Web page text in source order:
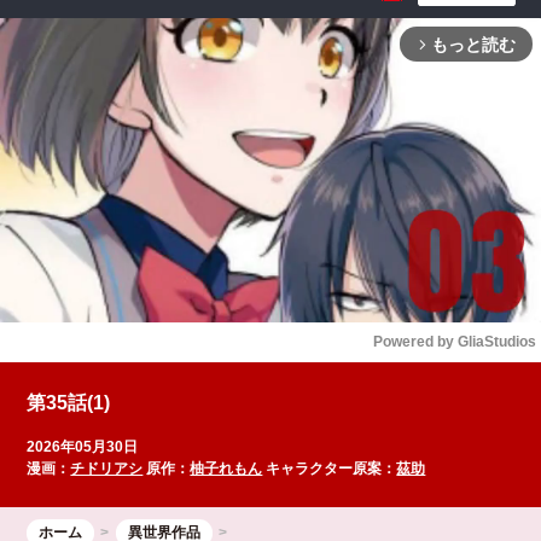
arrow_forward_ios もっと読む
Powered by GliaStudios
第35話(1)
2026年05月30日
漫画：チドリアシ 原作：柚子れもん キャラクター原案：茲助
ホーム 異世界作品